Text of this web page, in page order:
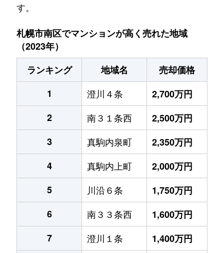
す。
札幌市南区でマンションが高く売れた地域
（2023年）
ランキング
地域名
売却価格
1
澄川４条
2,700万円
2
南３１条西
2,500万円
3
真駒内泉町
2,350万円
4
真駒内上町
2,000万円
5
川沿６条
1,750万円
6
南３３条西
1,600万円
7
澄川１条
1,400万円